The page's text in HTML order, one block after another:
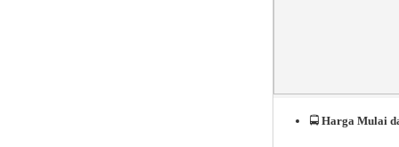
🚍 Harga Mulai